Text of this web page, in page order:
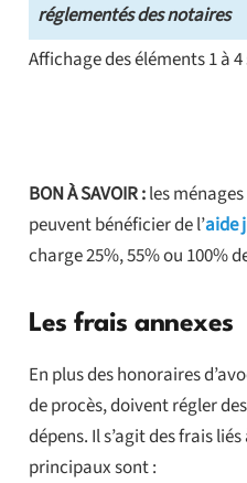
réglementés des notaires
Affichage des éléments 1 à
BON À SAVOIR :les
peuvent bénéficier de l’aide
charge 25%, 55% ou 100%
Les frais annexes
En plus des honoraires
de procès, doivent régler
dépens. Il s’agit des frais
principaux sont :